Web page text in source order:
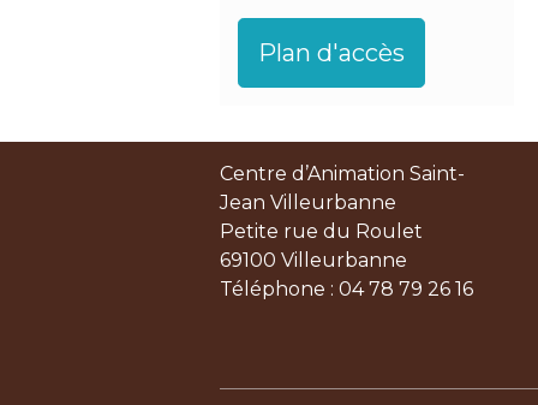
Plan d'accès
Centre d’Animation Saint-
Jean Villeurbanne
Petite rue du Roulet
69100 Villeurbanne
Téléphone : 04 78 79 26 16